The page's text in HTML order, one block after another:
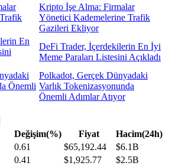
Kripto İşe Alma: Firmalar
Yönetici Kademelerine Trafik
Gazileri Ekliyor
DeFi Trader, İçerdekilerin En İyi
Meme Paraları Listesini Açıkladı
Polkadot, Gerçek Dünyadaki
Varlık Tokenizasyonunda
Önemli Adımlar Atıyor
Değişim(%) Fiyat
Hacim(24h)
0.61 $65,192.44
$6.1B
0.41 $1,925.77
$2.5B